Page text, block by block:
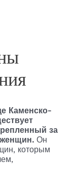
Каменско-
за
Он
которым